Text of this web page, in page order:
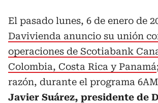
El pasado lunes, 6 de enero de
Davivienda anuncio su unión
operaciones de Scotiabank
Colombia, Costa Rica y Panamá
razón, durante el programa
Javier Suárez, presidente de